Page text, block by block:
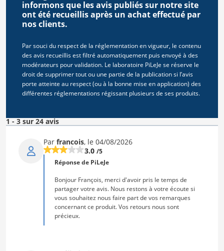
informons que les avis publiés sur notre site
ont été recueillis après un achat effectué par
nos clients.
Par souci du respect de la réglementation en vigueur, le contenu
des avis recueillis est filtré automatiquement puis envoyé à des
modérateurs pour validation. Le laboratoire PiLeJe se réserve le
droit de supprimer tout ou une partie de la publication si l’avis
porte atteinte au respect (ou à la bonne mise en application) des
différentes réglementations régissant plusieurs de ses produits.
1 - 3 sur 24 avis
Par francois, le 04/08/2026
3.0 /5
Réponse de PiLeJe
Bonjour François, merci d'avoir pris le temps de
partager votre avis. Nous restons à votre écoute si
vous souhaitez nous faire part de vos remarques
concernant ce produit. Vos retours nous sont
précieux.